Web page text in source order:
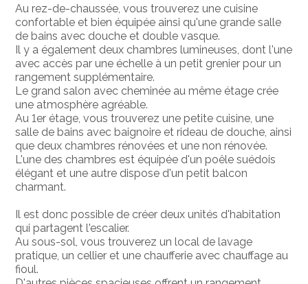
Au rez-de-chaussée, vous trouverez une cuisine
confortable et bien équipée ainsi qu'une grande salle
de bains avec douche et double vasque.
Il y a également deux chambres lumineuses, dont l'une
avec accès par une échelle à un petit grenier pour un
rangement supplémentaire.
Le grand salon avec cheminée au même étage crée
une atmosphère agréable.
Au 1er étage, vous trouverez une petite cuisine, une
salle de bains avec baignoire et rideau de douche, ainsi
que deux chambres rénovées et une non rénovée.
L'une des chambres est équipée d'un poêle suédois
élégant et une autre dispose d'un petit balcon
charmant.
Il est donc possible de créer deux unités d'habitation
qui partagent l'escalier.
Au sous-sol, vous trouverez un local de lavage
pratique, un cellier et une chaufferie avec chauffage au
fioul.